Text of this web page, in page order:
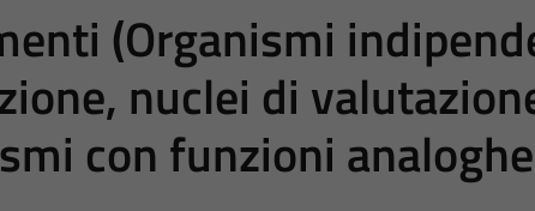
(Organismi
nuclei di
con funzioni